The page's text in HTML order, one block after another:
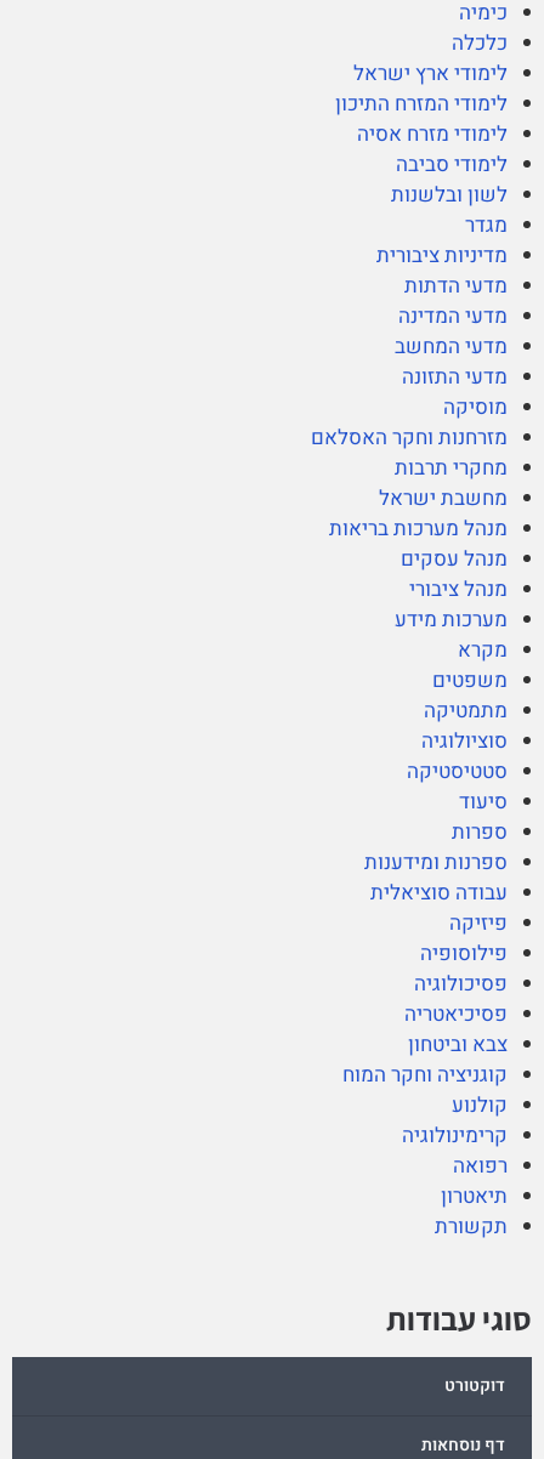
כימיה
כלכלה
לימודי ארץ ישראל
לימודי המזרח התיכון
לימודי מזרח אסיה
לימודי סביבה
לשון ובלשנות
מגדר
מדיניות ציבורית
מדעי הדתות
מדעי המדינה
מדעי המחשב
מדעי התזונה
מוסיקה
מזרחנות וחקר האסלאם
מחקרי תרבות
מחשבת ישראל
מנהל מערכות בריאות
מנהל עסקים
מנהל ציבורי
מערכות מידע
מקרא
משפטים
מתמטיקה
סוציולוגיה
סטטיסטיקה
סיעוד
ספרות
ספרנות ומידענות
עבודה סוציאלית
פיזיקה
פילוסופיה
פסיכולוגיה
פסיכיאטריה
צבא וביטחון
קוגניציה וחקר המוח
קולנוע
קרימינולוגיה
רפואה
תיאטרון
תקשורת
סוגי עבודות
דוקטורט
דף נוסחאות